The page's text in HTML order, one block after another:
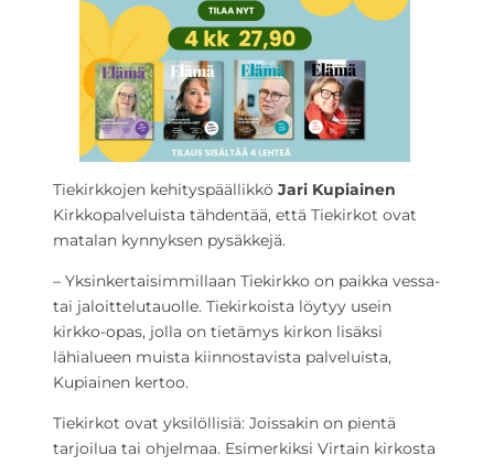
Tiekirkkojen kehityspäällikkö Jari Kupiainen
Kirkkopalveluista tähdentää, että Tiekirkot ovat
matalan kynnyksen pysäkkejä.
– Yksinkertaisimmillaan Tiekirkko on paikka vessa-
tai jaloittelutauolle. Tiekirkoista löytyy usein
kirkko-opas, jolla on tietämys kirkon lisäksi
lähialueen muista kiinnostavista palveluista,
Kupiainen kertoo.
Tiekirkot ovat yksilöllisiä: Joissakin on pientä
tarjoilua tai ohjelmaa. Esimerkiksi Virtain kirkosta